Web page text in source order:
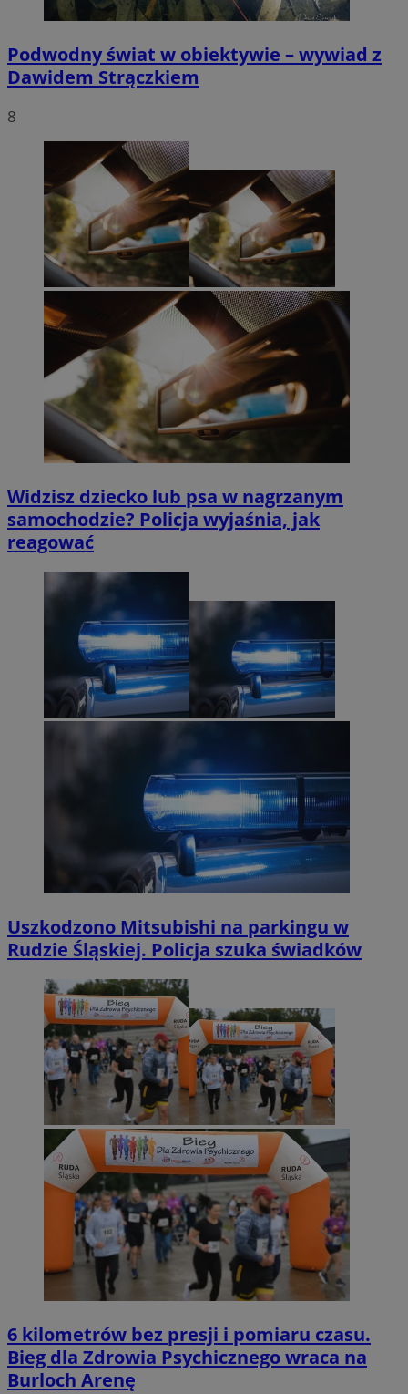
Podwodny świat w obiektywie – wywiad z
Dawidem Strączkiem
8
Widzisz dziecko lub psa w nagrzanym
samochodzie? Policja wyjaśnia, jak
reagować
Uszkodzono Mitsubishi na parkingu w
Rudzie Śląskiej. Policja szuka świadków
6 kilometrów bez presji i pomiaru czasu.
Bieg dla Zdrowia Psychicznego wraca na
Burloch Arenę